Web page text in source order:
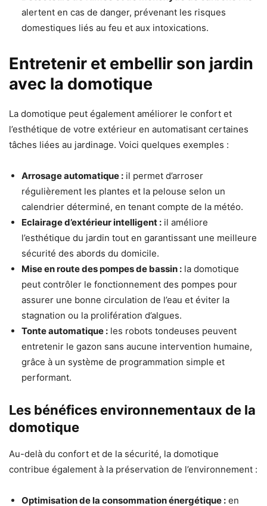
alertent en cas de danger, prévenant les risques
domestiques liés au feu et aux intoxications.
Entretenir et embellir son jardin
avec la domotique
La domotique peut également améliorer le confort et
l’esthétique de votre extérieur en automatisant certaines
tâches liées au jardinage. Voici quelques exemples :
Arrosage automatique : il permet d’arroser
régulièrement les plantes et la pelouse selon un
calendrier déterminé, en tenant compte de la météo.
Eclairage d’extérieur intelligent : il améliore
l’esthétique du jardin tout en garantissant une meilleure
sécurité des abords du domicile.
Mise en route des pompes de bassin : la domotique
peut contrôler le fonctionnement des pompes pour
assurer une bonne circulation de l’eau et éviter la
stagnation ou la prolifération d’algues.
Tonte automatique : les robots tondeuses peuvent
entretenir le gazon sans aucune intervention humaine,
grâce à un système de programmation simple et
performant.
Les bénéfices environnementaux de la
domotique
Au-delà du confort et de la sécurité, la domotique
contribue également à la préservation de l’environnement :
Optimisation de la consommation énergétique : en